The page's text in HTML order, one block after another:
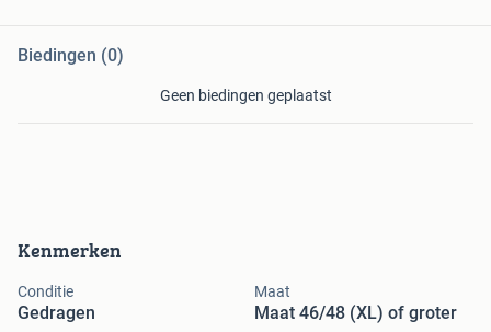
Kenmerken
Conditie
Gedragen
Maat
Maat 46/48 (XL) of groter
Biedingen (0)
Geen biedingen geplaatst